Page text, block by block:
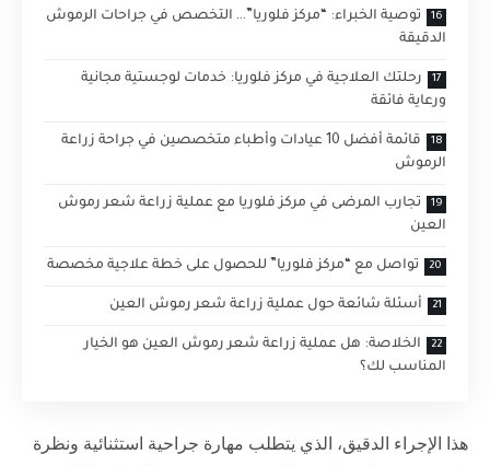
توصية الخبراء: “مركز فلوريا”… التخصص في جراحات الرموش
الدقيقة
رحلتك العلاجية في مركز فلوريا: خدمات لوجستية مجانية
ورعاية فائقة
قائمة أفضل 10 عيادات وأطباء متخصصين في جراحة زراعة
الرموش
تجارب المرضى في مركز فلوريا مع عملية زراعة شعر رموش
العين
تواصل مع “مركز فلوريا” للحصول على خطة علاجية مخصصة
أسئلة شائعة حول عملية زراعة شعر رموش العين
الخلاصة: هل عملية زراعة شعر رموش العين هو الخيار
المناسب لك؟
هذا الإجراء الدقيق، الذي يتطلب مهارة جراحية استثنائية ونظرة